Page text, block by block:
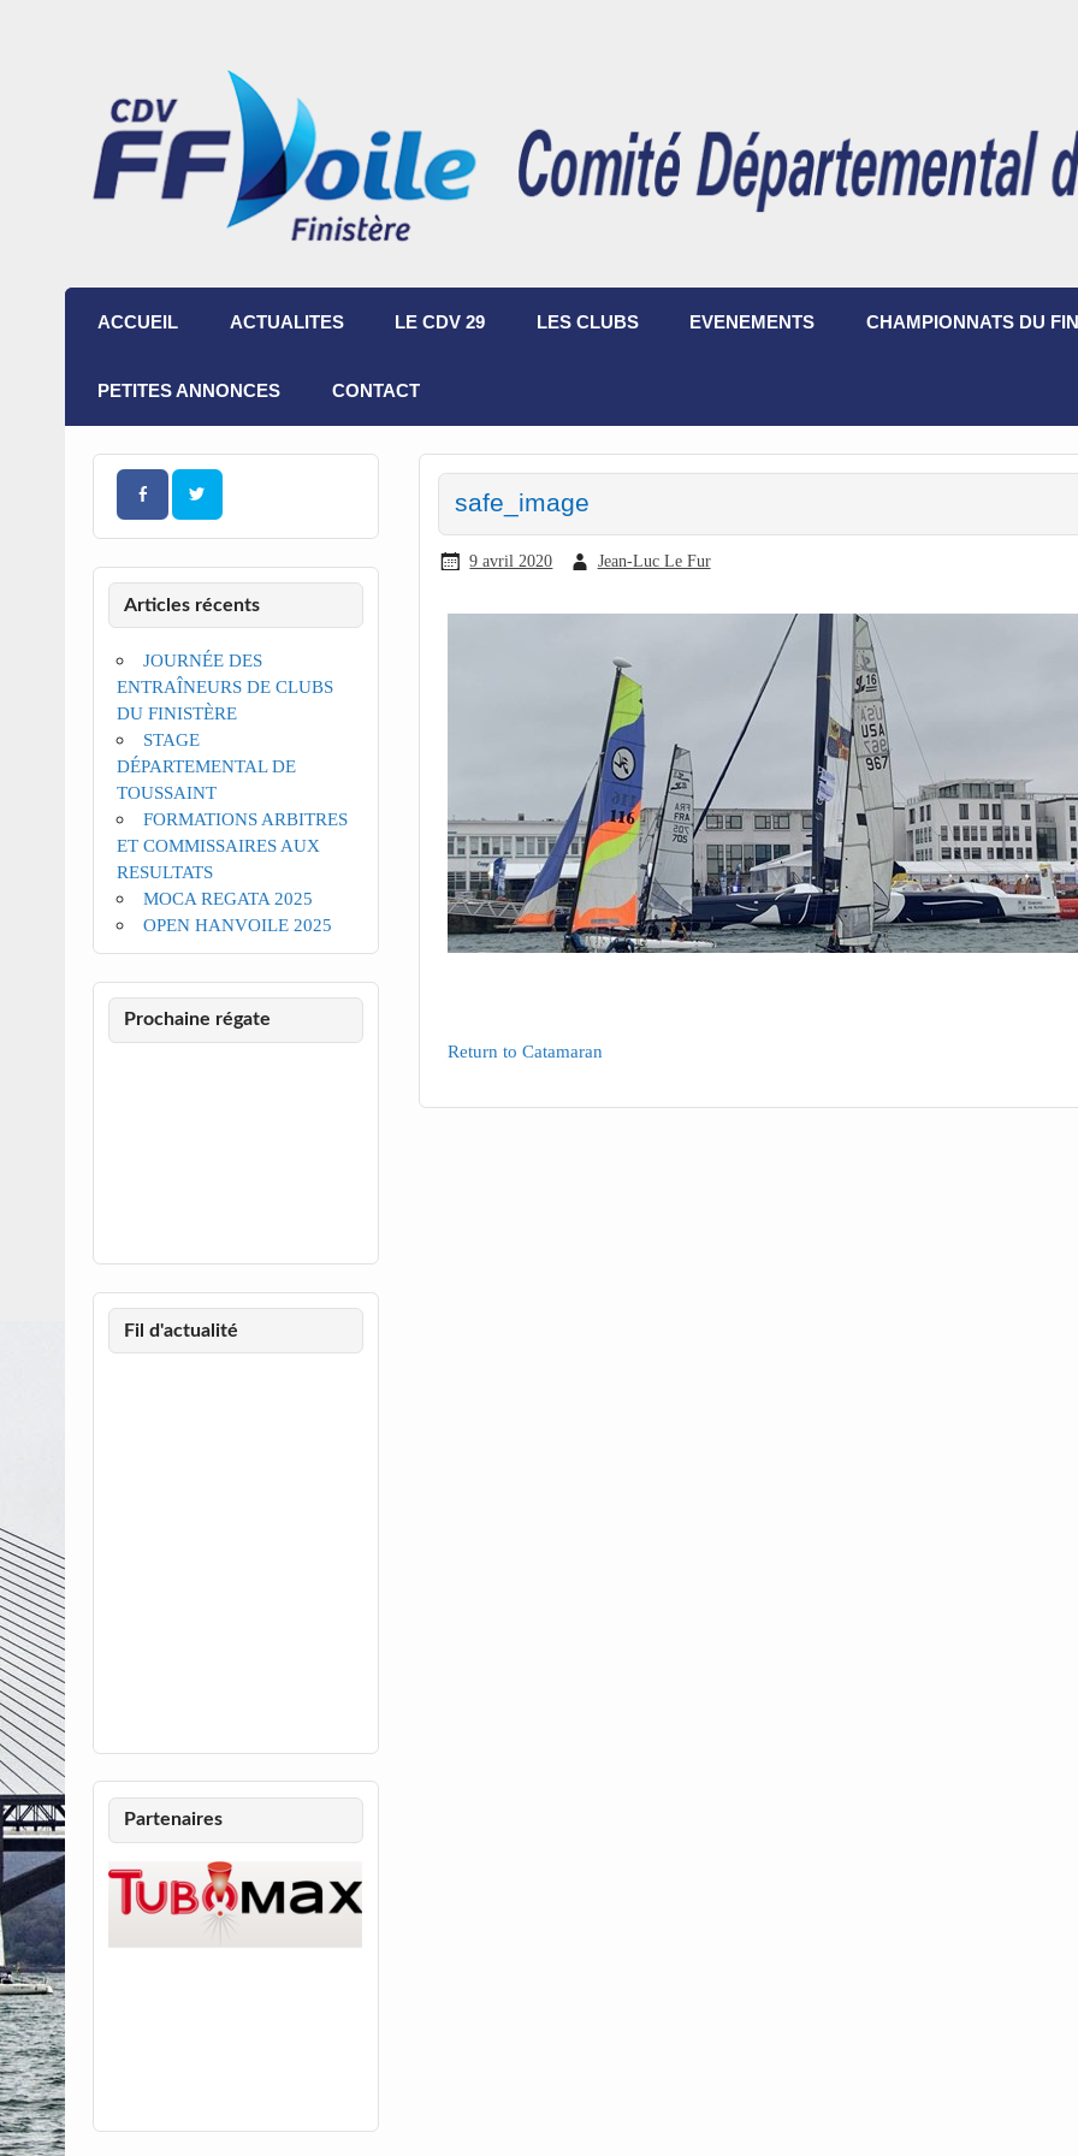
ACCUEIL ACTUALITES LE CDV 29 LES CLUBS EVENEMENTS CHAMPIONNATS DU
PETITES ANNONCES CONTACT
safe_image
9 avril 2020 Jean-Luc Le Fur
Return to Catamaran
Articles récents
JOURNÉE DES
ENTRAÎNEURS DE CLUBS
DU FINISTÈRE
STAGE
DÉPARTEMENTAL DE
TOUSSAINT
FORMATIONS ARBITRES
ET COMMISSAIRES AUX
RESULTATS
MOCA REGATA 2025
OPEN HANVOILE 2025
Prochaine régate
Fil d'actualité
Partenaires